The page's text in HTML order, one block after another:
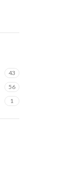
43
56
1